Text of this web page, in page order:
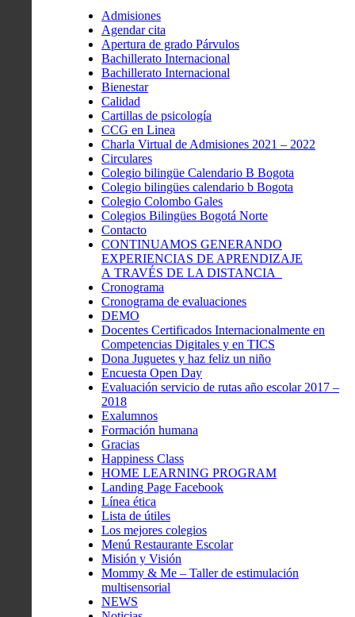
Admisiones
Agendar cita
Apertura de grado Párvulos
Bachillerato Internacional
Bachillerato Internacional
Bienestar
Calidad
Cartillas de psicología
CCG en Linea
Charla Virtual de Admisiones 2021 – 2022
Circulares
Colegio bilingüe Calendario B Bogota
Colegio bilingües calendario b Bogota
Colegio Colombo Gales
Colegios Bilingües Bogotá Norte
Contacto
CONTINUAMOS GENERANDO
EXPERIENCIAS DE APRENDIZAJE
A TRAVÉS DE LA DISTANCIA
Cronograma
Cronograma de evaluaciones
DEMO
Docentes Certificados Internacionalmente en
Competencias Digitales y en TICS
Dona Juguetes y haz feliz un niño
Encuesta Open Day
Evaluación servicio de rutas año escolar 2017 –
2018
Exalumnos
Formación humana
Gracias
Happiness Class
HOME LEARNING PROGRAM
Landing Page Facebook
Línea ética
Lista de útiles
Los mejores colegios
Menú Restaurante Escolar
Misión y Visión
Mommy & Me – Taller de estimulación
multisensorial
NEWS